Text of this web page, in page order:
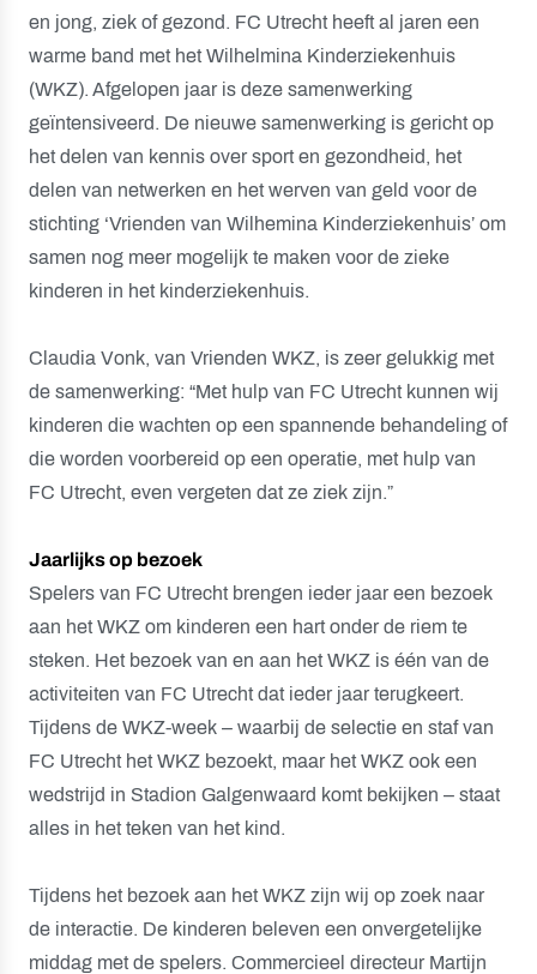
en jong, ziek of gezond. FC Utrecht heeft al jaren een
warme band met het Wilhelmina Kinderziekenhuis
(WKZ). Afgelopen jaar is deze samenwerking
geïntensiveerd. De nieuwe samenwerking is gericht op
het delen van kennis over sport en gezondheid, het
delen van netwerken en het werven van geld voor de
stichting ‘Vrienden van Wilhemina Kinderziekenhuis’ om
samen nog meer mogelijk te maken voor de zieke
kinderen in het kinderziekenhuis.
Claudia Vonk, van Vrienden WKZ, is zeer gelukkig met
de samenwerking: “Met hulp van FC Utrecht kunnen wij
kinderen die wachten op een spannende behandeling of
die worden voorbereid op een operatie, met hulp van
FC Utrecht, even vergeten dat ze ziek zijn.”
Jaarlijks op bezoek
Spelers van FC Utrecht brengen ieder jaar een bezoek
aan het WKZ om kinderen een hart onder de riem te
steken. Het bezoek van en aan het WKZ is één van de
activiteiten van FC Utrecht dat ieder jaar terugkeert.
Tijdens de WKZ-week – waarbij de selectie en staf van
FC Utrecht het WKZ bezoekt, maar het WKZ ook een
wedstrijd in Stadion Galgenwaard komt bekijken – staat
alles in het teken van het kind.
Tijdens het bezoek aan het WKZ zijn wij op zoek naar
de interactie. De kinderen beleven een onvergetelijke
middag met de spelers. Commercieel directeur Martijn